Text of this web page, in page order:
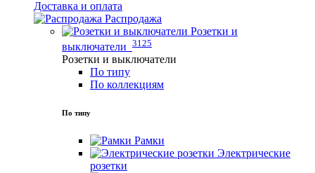
Доставка и оплата
Распродажа
Розетки и
выключатели 3125
Розетки и выключатели
По типу
По коллекциям
По типу
Рамки
Электрические
розетки